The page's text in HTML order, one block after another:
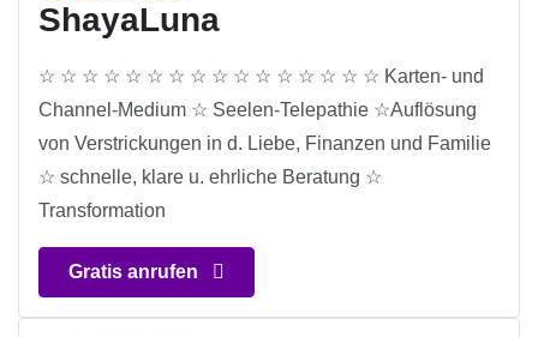
ShayaLuna
☆ ☆ ☆ ☆ ☆ ☆ ☆ ☆ ☆ ☆ ☆ ☆ ☆ ☆ ☆ ☆ Karten- und
Channel-Medium ☆ Seelen-Telepathie ☆Auflösung
von Verstrickungen in d. Liebe, Finanzen und Familie
☆ schnelle, klare u. ehrliche Beratung ☆
Transformation
Gratis anrufen